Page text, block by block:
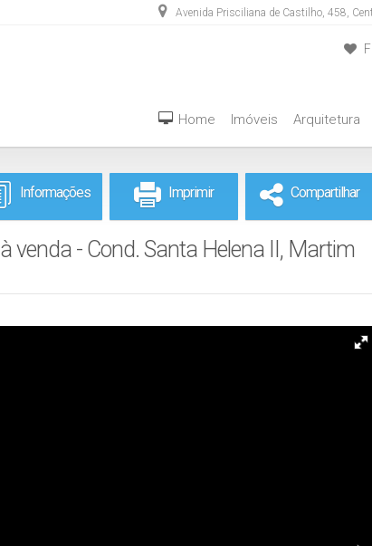
Avenida Prisciliana de Castilho, 458,
(12) 98283-
Arquitetura
Imóveis
Home
Informações Imprimir Compartilhar
venda - Cond. Santa Helena II, Martim